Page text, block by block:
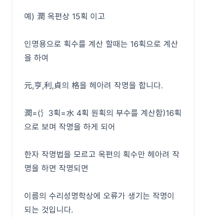
예) 潤 옥편상 15획 이고
인명용으로 획수를 계산 할때는 16획으로 계산
을 하여
元,亨,利,貞의 格을 헤아려 작명을 합니다.
潤=(氵3획=水 4획 원획의 부수를 계산함)16획
으로 보며 작명을 하게 되어
한자 작명법을 모르고 옥편의 획수만 헤아려 작
명을 하면 작명되면
이름의 수리성명학상에 오류가 생기는 작명이
되는 것입니다.